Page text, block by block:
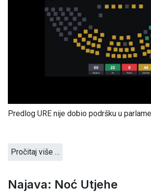
Predlog URE nije dobio podršku u
Pročitaj više …
Najava: Noć Utjehe